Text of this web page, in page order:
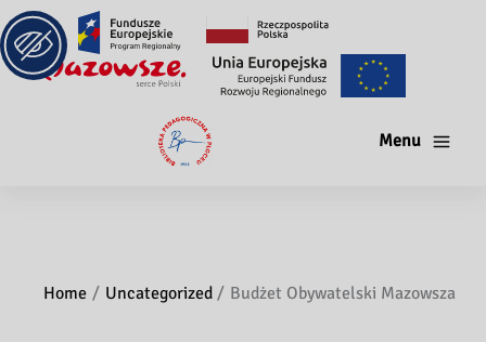
Menu
Home Uncategorized Budżet Obywatelski Mazowsza